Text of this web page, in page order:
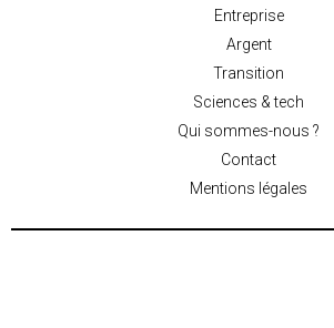
Entreprise
Argent
Transition
Sciences & tech
Qui sommes-nous ?
Contact
Mentions légales